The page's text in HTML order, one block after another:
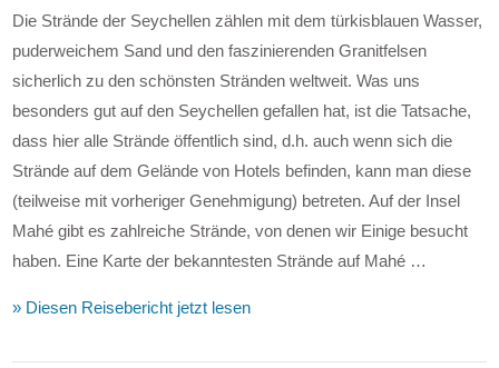
VIEW POST
Die Strände der Seychellen zählen mit dem türkisblauen Wasser,
puderweichem Sand und den faszinierenden Granitfelsen
sicherlich zu den schönsten Stränden weltweit. Was uns
besonders gut auf den Seychellen gefallen hat, ist die Tatsache,
dass hier alle Strände öffentlich sind, d.h. auch wenn sich die
Strände auf dem Gelände von Hotels befinden, kann man diese
(teilweise mit vorheriger Genehmigung) betreten. Auf der Insel
Mahé gibt es zahlreiche Strände, von denen wir Einige besucht
haben. Eine Karte der bekanntesten Strände auf Mahé …
» Diesen Reisebericht jetzt lesen